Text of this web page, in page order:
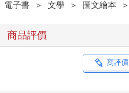
電子書 ＞ 文學 ＞ 圖文繪本 ＞
商品評價
寫評價